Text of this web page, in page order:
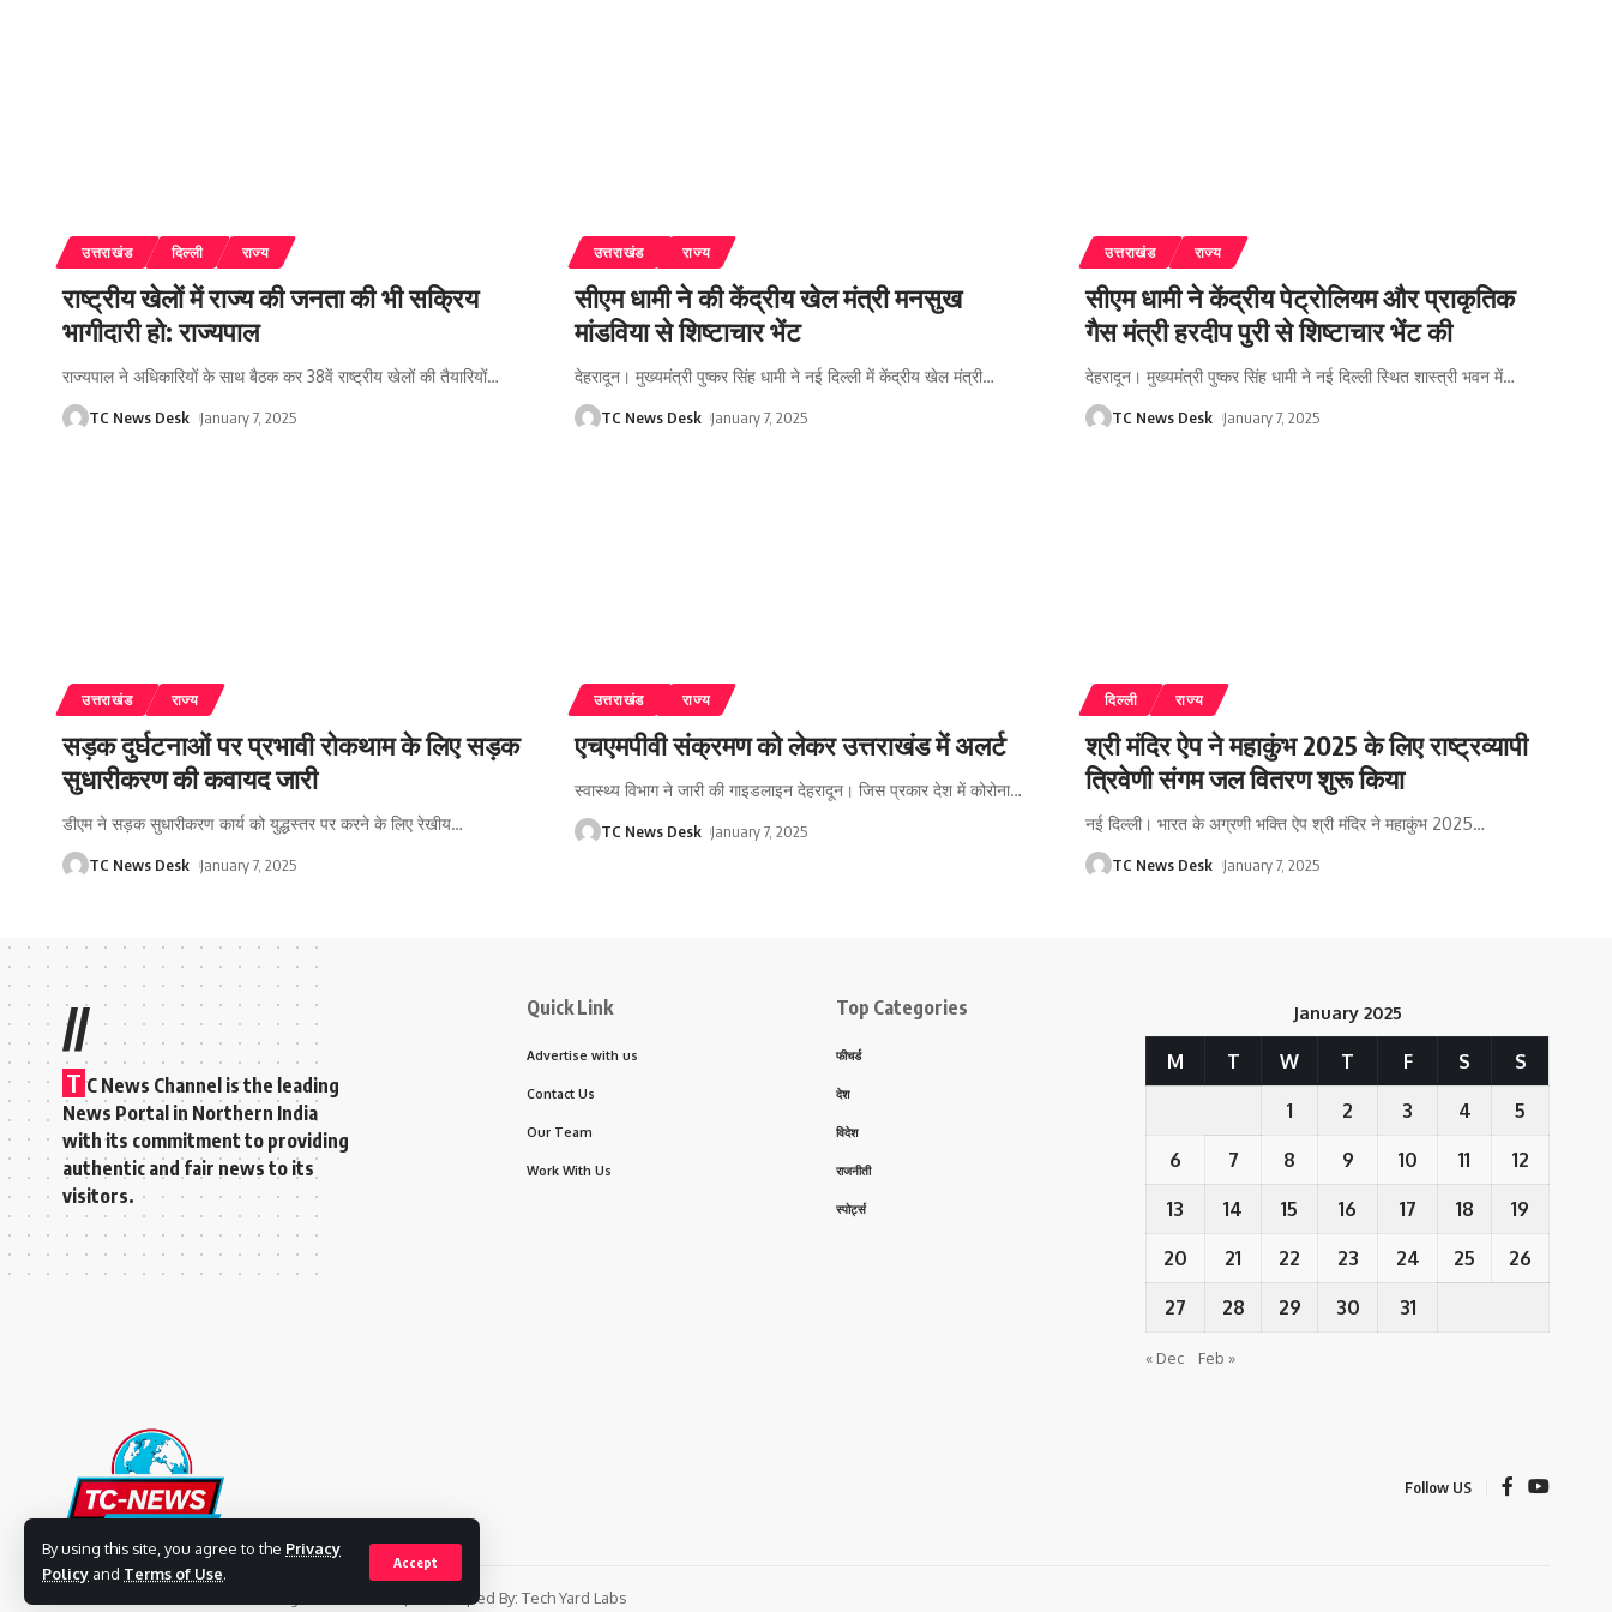
By using this site, you agree to the Privacy
Policy and Terms of Use.
Accept
उत्तराखंड दिल्ली राज्य
राष्ट्रीय खेलों में राज्य की जनता की भी सक्रिय
भागीदारी हो: राज्यपाल
राज्यपाल ने अधिकारियों के साथ बैठक कर 38वें राष्ट्रीय खेलों की तैयारियों…
TC News Desk January 7, 2025
उत्तराखंड राज्य
सीएम धामी ने की केंद्रीय खेल मंत्री मनसुख
मांडविया से शिष्टाचार भेंट
देहरादून। मुख्यमंत्री पुष्कर सिंह धामी ने नई दिल्ली में केंद्रीय खेल मंत्री…
TC News Desk January 7, 2025
उत्तराखंड राज्य
सीएम धामी ने केंद्रीय पेट्रोलियम और प्राकृतिक
गैस मंत्री हरदीप पुरी से शिष्टाचार भेंट की
देहरादून। मुख्यमंत्री पुष्कर सिंह धामी ने नई दिल्ली स्थित शास्त्री भवन में…
TC News Desk January 7, 2025
उत्तराखंड राज्य
सड़क दुर्घटनाओं पर प्रभावी रोकथाम के लिए सड़क
सुधारीकरण की कवायद जारी
डीएम ने सड़क सुधारीकरण कार्य को युद्धस्तर पर करने के लिए रेखीय…
TC News Desk January 7, 2025
उत्तराखंड राज्य
एचएमपीवी संक्रमण को लेकर उत्तराखंड में अलर्ट
स्वास्थ्य विभाग ने जारी की गाइडलाइन देहरादून। जिस प्रकार देश में कोरोना…
TC News Desk January 7, 2025
दिल्ली राज्य
श्री मंदिर ऐप ने महाकुंभ 2025 के लिए राष्ट्रव्यापी
त्रिवेणी संगम जल वितरण शुरू किया
नई दिल्ली। भारत के अग्रणी भक्ति ऐप श्री मंदिर ने महाकुंभ 2025…
TC News Desk January 7, 2025
//
T C News Channel is the leading
News Portal in Northern India
with its commitment to providing
authentic and fair news to its
visitors.
Quick Link
Advertise with us
Contact Us
Our Team
Work With Us
Top Categories
फीचर्ड
देश
विदेश
राजनीती
स्पोर्ट्स
January 2025
M T W T F S S
1 2 3 4 5
6 7 8 9 10 11 12
13 14 15 16 17 18 19
20 21 22 23 24 25 26
27 28 29 30 31
« Dec Feb »
Follow US
© 2023 TC News Channel. All Rights Reserved. | Developed By: Tech Yard Labs